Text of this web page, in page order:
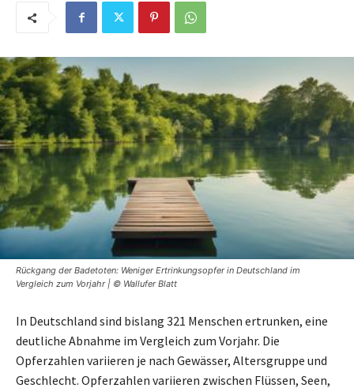
Rückgang der Badetoten: Weniger Ertrinkungsopfer in Deutschland im
Vergleich zum Vorjahr | © Wallufer Blatt
In Deutschland sind bislang 321 Menschen ertrunken, eine
deutliche Abnahme im Vergleich zum Vorjahr. Die
Opferzahlen variieren je nach Gewässer, Altersgruppe und
Geschlecht. Opferzahlen variieren zwischen Flüssen, Seen,